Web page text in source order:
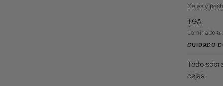
Cejas y
TGA
Laminado
CUIDADO
Todo
cejas